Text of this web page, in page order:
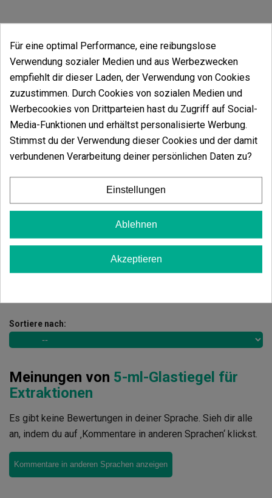
Kundenbewertungen
5 Sterne
2 Sterne
0.00%
Schreib deinen Kommentar
Sortiere nach:
Meinungen von 5-ml-Glastiegel für
Extraktionen
Es gibt keine Bewertungen in deiner Sprache. Sieh dir alle
an, indem du auf ‚Kommentare in anderen Sprachen‘ klickst.
Kommentare in anderen Sprachen anzeigen
Für eine optimal Performance, eine reibungslose
Verwendung sozialer Medien und aus Werbezwecken
empfiehlt dir dieser Laden, der Verwendung von Cookies
zuzustimmen. Durch Cookies von sozialen Medien und
Werbecookies von Drittparteien hast du Zugriff auf Social-
Media-Funktionen und erhältst personalisierte Werbung.
Stimmst du der Verwendung dieser Cookies und der damit
verbundenen Verarbeitung deiner persönlichen Daten zu?
Einstellungen
Ablehnen
Akzeptieren